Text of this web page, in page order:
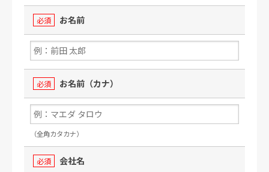
必須 お名前
必須 お名前（カナ）
（全角カタカナ）
必須 会社名